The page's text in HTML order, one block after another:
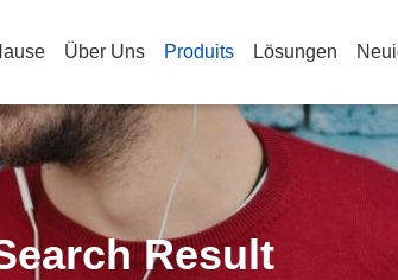
Über Uns Produits Lösungen
Result